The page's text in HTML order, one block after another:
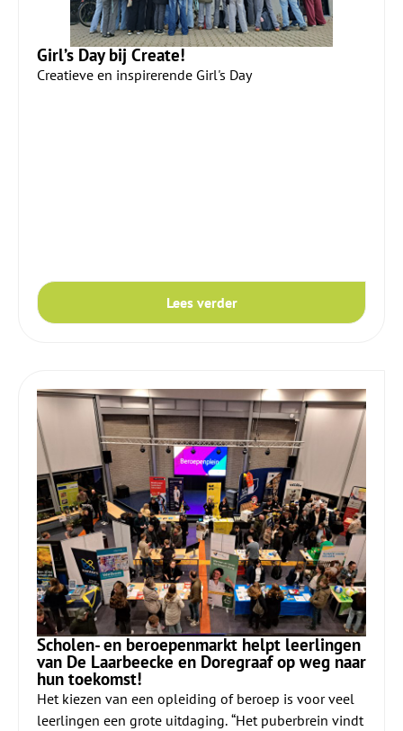
Girl’s Day bij Create!
Creatieve en inspirerende Girl's Day
Lees verder
Scholen- en beroepenmarkt helpt leerlingen
van De Laarbeecke en Doregraaf op weg naar
hun toekomst!
Het kiezen van een opleiding of beroep is voor veel
leerlingen een grote uitdaging. “Het puberbrein vindt